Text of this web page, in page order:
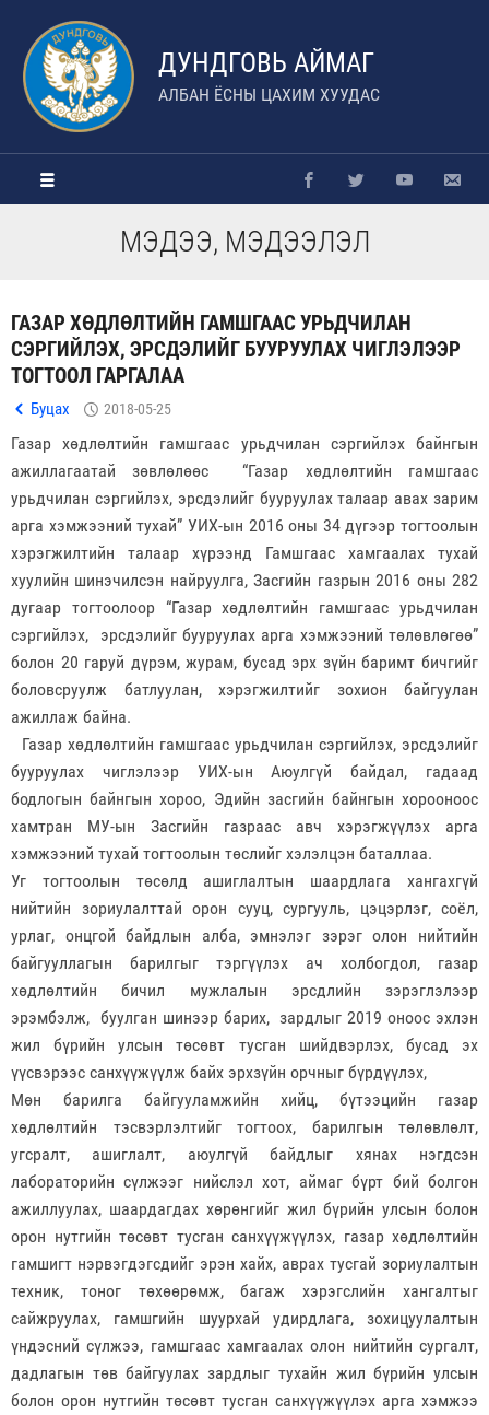
ДУНДГОВЬ АЙМАГ
АЛБАН ЁСНЫ ЦАХИМ ХУУДАС
МЭДЭЭ, МЭДЭЭЛЭЛ
ГАЗАР ХӨДЛӨЛТИЙН ГАМШГААС УРЬДЧИЛАН
СЭРГИЙЛЭХ, ЭРСДЭЛИЙГ БУУРУУЛАХ ЧИГЛЭЛЭЭР
ТОГТООЛ ГАРГАЛАА
Буцах 2018-05-25
Газар хөдлөлтийн гамшгаас урьдчилан сэргийлэх байнгын
ажиллагаатай зөвлөлөөс “Газар хөдлөлтийн гамшгаас
урьдчилан сэргийлэх, эрсдэлийг бууруулах талаар авах зарим
арга хэмжээний тухай” УИХ-ын 2016 оны 34 дүгээр тогтоолын
хэрэгжилтийн талаар хүрээнд Гамшгаас хамгаалах тухай
хуулийн шинэчилсэн найруулга, Засгийн газрын 2016 оны 282
дугаар тогтоолоор “Газар хөдлөлтийн гамшгаас урьдчилан
сэргийлэх, эрсдэлийг бууруулах арга хэмжээний төлөвлөгөө”
болон 20 гаруй дүрэм, журам, бусад эрх зүйн баримт бичгийг
боловсруулж батлуулан, хэрэгжилтийг зохион байгуулан
ажиллаж байна.
Газар хөдлөлтийн гамшгаас урьдчилан сэргийлэх, эрсдэлийг
бууруулах чиглэлээр УИХ-ын Аюулгүй байдал, гадаад
бодлогын байнгын хороо, Эдийн засгийн байнгын хорооноос
хамтран МУ-ын Засгийн газраас авч хэрэгжүүлэх арга
хэмжээний тухай тогтоолын төслийг хэлэлцэн баталлаа.
Уг тогтоолын төсөлд ашиглалтын шаардлага хангахгүй
нийтийн зориулалттай орон сууц, сургууль, цэцэрлэг, соёл,
урлаг, онцгой байдлын алба, эмнэлэг зэрэг олон нийтийн
байгууллагын барилгыг тэргүүлэх ач холбогдол, газар
хөдлөлтийн бичил мужлалын эрсдлийн зэрэглэлээр
эрэмбэлж, буулган шинээр барих, зардлыг 2019 оноос эхлэн
жил бүрийн улсын төсөвт тусган шийдвэрлэх, бусад эх
үүсвэрээс санхүүжүүлж байх эрхзүйн орчныг бүрдүүлэх,
Мөн барилга байгууламжийн хийц, бүтээцийн газар
хөдлөлтийн тэсвэрлэлтийг тогтоох, барилгын төлөвлөлт,
угсралт, ашиглалт, аюулгүй байдлыг хянах нэгдсэн
лабораторийн сүлжээг нийслэл хот, аймаг бүрт бий болгон
ажиллуулах, шаардагдах хөрөнгийг жил бүрийн улсын болон
орон нутгийн төсөвт тусган санхүүжүүлэх, газар хөдлөлтийн
гамшигт нэрвэгдэгсдийг эрэн хайх, аврах тусгай зориулалтын
техник, тоног төхөөрөмж, багаж хэрэгслийн хангалтыг
сайжруулах, гамшгийн шуурхай удирдлага, зохицуулалтын
үндэсний сүлжээ, гамшгаас хамгаалах олон нийтийн сургалт,
дадлагын төв байгуулах зардлыг тухайн жил бүрийн улсын
болон орон нутгийн төсөвт тусган санхүүжүүлэх арга хэмжээ